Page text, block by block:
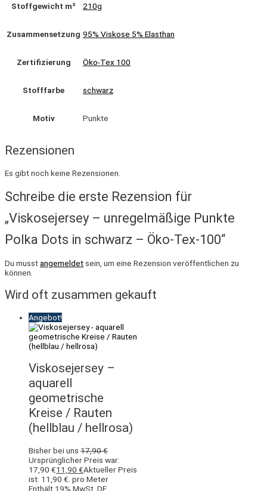
Stoffgewicht m² 210g
Zusammensetzung 95% Viskose 5% Elasthan
Zertifizierung Öko-Tex 100
Stofffarbe schwarz
Motiv Punkte
Rezensionen
Es gibt noch keine Rezensionen.
Schreibe die erste Rezension für
„Viskosejersey – unregelmäßige Punkte
Polka Dots in schwarz – Öko-Tex-100“
Du musstangemeldet sein, um eine Rezension veröffentlichen zu
können.
Wird oft zusammen gekauft
Angebot!
Viskosejersey –
aquarell
geometrische
Kreise / Rauten
(hellblau / hellrosa)
Bisher bei uns 17,90€
Ursprünglicher Preis war:
17,90 €11,90 €Aktueller Preis
ist: 11,90 €. pro Meter
Enthält 19% MwSt. DE